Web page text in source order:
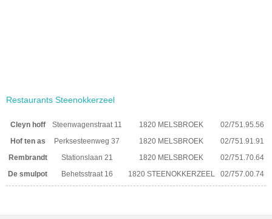
Restaurants Steenokkerzeel
Cleyn hoff Steenwagenstraat 11 1820 MELSBROEK
02/751.95.56
Hof ten as
Perksesteenweg 37 1820 MELSBROEK
02/751.91.91
Rembrandt
Stationslaan 21 1820 MELSBROEK
02/751.70.64
De smulpot
Behetsstraat 16 1820 STEENOKKERZEEL 02/757.00.74